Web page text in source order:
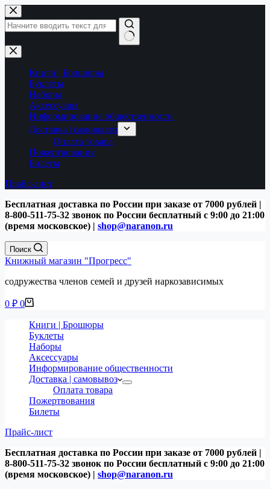
Перейти
к
сути
Ничего
не
найденоКниги | Брошюры
Буклеты
Наборы
Аксессуары
Информирование общественности
Доставка | самовывоз
Оплата товара
Пожертвования
Билеты
Прайс-лист
Бесплатная доставка по России при заказе от 7000 рублей |
8-800-511-75-32 звонок по России бесплатный с 9:00 до 21:00
(время московское) | shop@naranon.ru
Поиск
Книжный магазин "Прогресс"
содружества членов семей и друзей наркозависимых
Корзина
0 ₽ 0
Книги | Брошюры
Буклеты
Наборы
Аксессуары
Информирование общественности
Доставка | самовывоз
Оплата товара
Пожертвования
Билеты
Прайс-лист
Бесплатная доставка по России при заказе от 7000 рублей |
8-800-511-75-32 звонок по России бесплатный с 9:00 до 21:00
(время московское) | shop@naranon.ru